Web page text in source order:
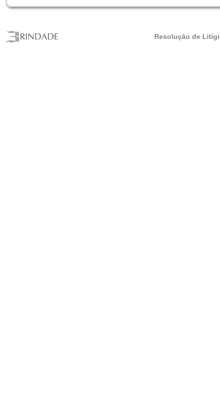
Resolução de